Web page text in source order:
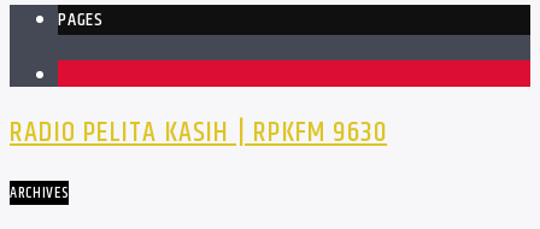
PAGES
RADIO PELITA KASIH | RPKFM 9630
ARCHIVES